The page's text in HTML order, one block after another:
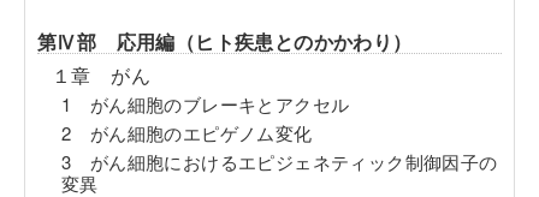
第Ⅳ部 応用編（ヒト疾患とのかかわり）
１章 がん
1 がん細胞のブレーキとアクセル
2 がん細胞のエピゲノム変化
3 がん細胞におけるエピジェネティック制御因子の
変異